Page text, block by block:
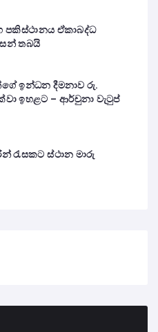
පකිස්ථානය ඒකාබද්ධ
තබයි
ඉන්ධන දීමනාව රු.
ඉහළට – ආර්චුනා වැටුප්
රැසකට ස්ථාන මාරු